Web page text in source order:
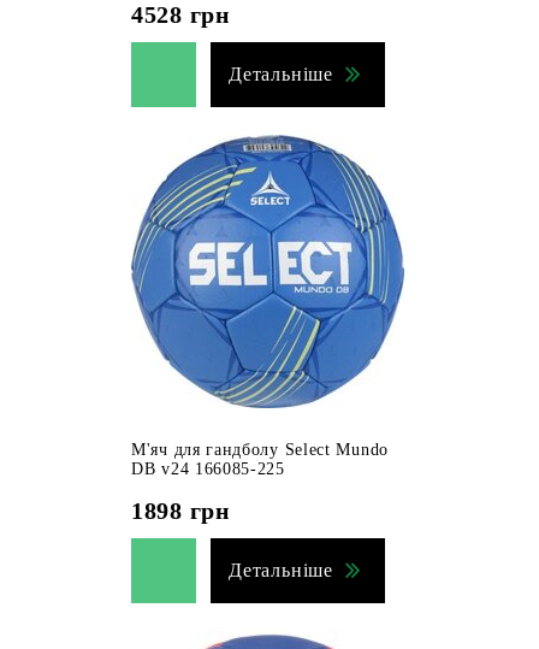
4528 грн
Детальніше
М'яч для гандболу Select Mundo
DB v24 166085-225
1898 грн
Детальніше